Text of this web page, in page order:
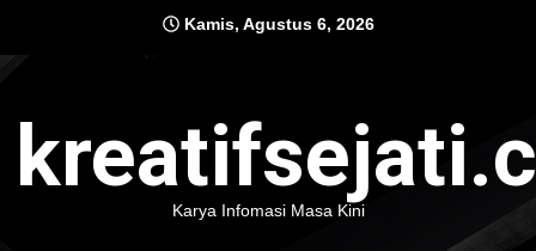
content
Kamis, Agustus 6, 2026
Karya Infomasi Masa Kini